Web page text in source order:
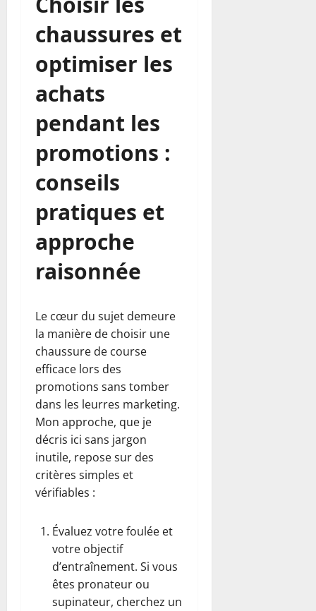
chaussures et
optimiser les
achats
pendant les
promotions :
conseils
pratiques et
approche
raisonnée
Le cœur du sujet demeure
la manière de choisir une
chaussure de course
efficace lors des
promotions sans tomber
dans les leurres marketing.
Mon approche, que je
décris ici sans jargon
inutile, repose sur des
critères simples et
vérifiables :
Évaluez votre foulée et
votre objectif
d’entraînement. Si vous
êtes pronateur ou
supinateur, cherchez un